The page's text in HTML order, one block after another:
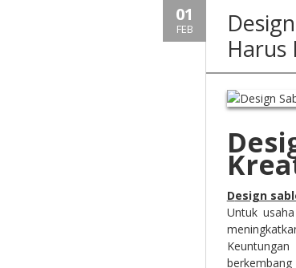
01
FEB
Harus
Design
Untuk